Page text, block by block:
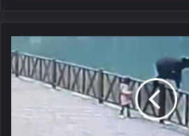
dolu
saniyeler!
Göle
kızını